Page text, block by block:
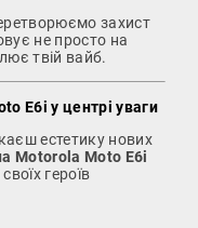
захист
не просто на
твій вайб.
E6i у центрі уваги
естетику нових
Motorola Moto E6i
героїв